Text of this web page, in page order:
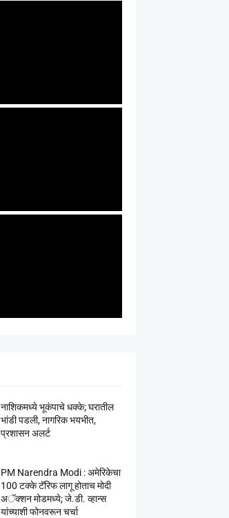
नाशिकमध्ये भूकंपाचे धक्के; घरातील
भांडी पडली, नागरिक भयभीत,
प्रशासन अलर्ट
PM Narendra Modi : अमेरिकेचा
100 टक्के टॅरिफ लागू होताच मोदी
अॅक्शन मोडमध्ये; जे.डी. व्हान्स
यांच्याशी फोनवरून चर्चा